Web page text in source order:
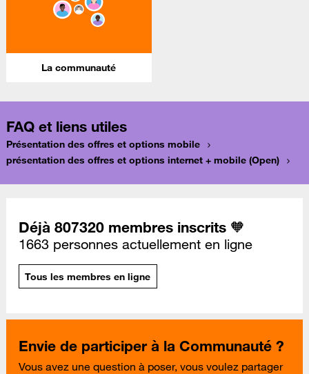
La communauté
FAQ et liens utiles
Présentation des offres et options mobile
présentation des offres et options internet + mobile (Open)
Déjà 807320 membres inscrits 🧡
1663 personnes actuellement en ligne
Tous les membres en ligne
Envie de participer à la Communauté ?
Vous avez une question à poser, vous voulez partager